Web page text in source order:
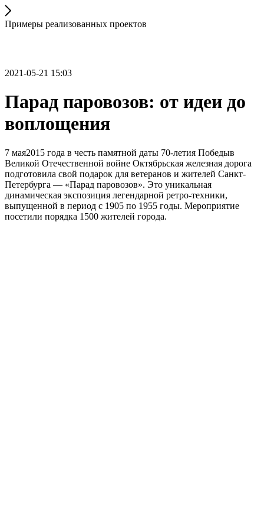
Примеры реализованных проектов
2021-05-21 15:03
Парад паровозов: от идеи до
воплощения
7 мая2015 года в честь памятной даты 70-летия Победыв
Великой Отечественной войне Октябрьская железная дорога
подготовила свой подарок для ветеранов и жителей Санкт-
Петербурга — «Парад паровозов». Это уникальная
динамическая экспозиция легендарной ретро-техники,
выпущенной в период с 1905 по 1955 годы. Мероприятие
посетили порядка 1500 жителей города.